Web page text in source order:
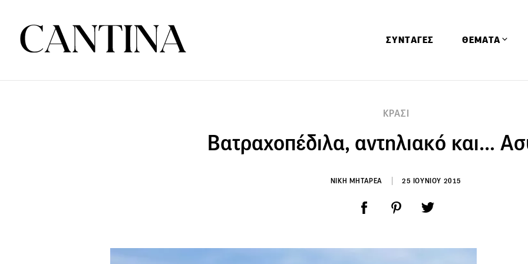
ΣΥΝΤΑΓΕΣ ΘΕΜΑΤΑ
Ειδήσεις
ΚΡΑΣΙ
Βατραχοπέδιλα, αντηλιακό και…
ΝΙΚΗ ΜΗΤΑΡΕΑ 25 ΙΟΥΝΙΟΥ 2015